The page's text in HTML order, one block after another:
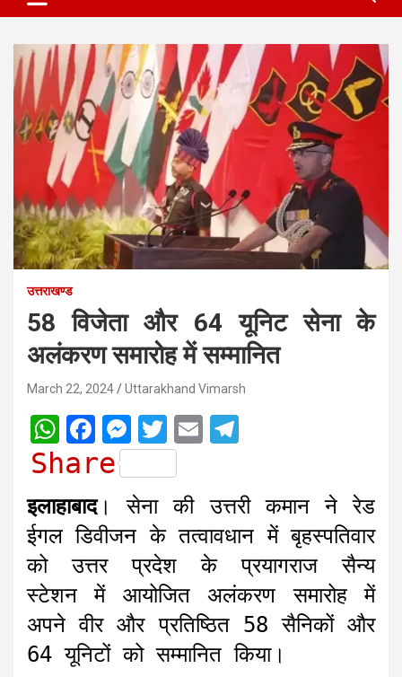
उत्तराखण्ड
58 विजेता और 64 यूनिट सेना के
अलंकरण समारोह में सम्मानित
March 22, 2024 Uttarakhand Vimarsh
W
h
t
s
A
p
p
F
a
e
b
o
o
k
M
e
s
s
e
n
g
e
r
T
w
i
t
t
e
r
E
i
l
l
e
g
r
a
m
Share
इलाहाबाद। सेना की उत्तरी कमान ने रेड
ईगल डिवीजन के तत्वावधान में बृहस्पतिवार
को उत्तर प्रदेश के प्रयागराज सैन्य
स्टेशन में आयोजित अलंकरण समारोह में
अपने वीर और प्रतिष्ठित 58 सैनिकों और
64 यूनिटों को सम्मानित किया।